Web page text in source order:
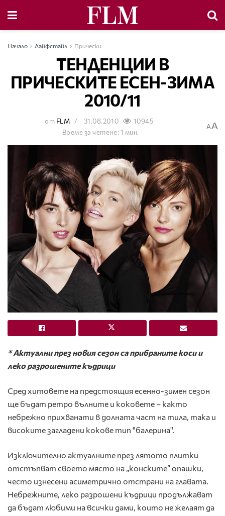
Начало Лайфстайл Прически
ТЕНДЕНЦИИ В
ПРИЧЕСКИТЕ ЕСЕН-ЗИМА
2010/11
от FLM 31.08.2010
10945
Време за четене: 1 мин.
AA
* Актуални през новия сезон са прибраните коси и
леко разрошените къдрици
Сред хитовете на предстоящия есенно-зимен сезон
ще бъдат ретро вълните и коковете – както
небрежно прихванати в долната част на тила, така и
високите загладени кокове тип "балерина".
Изключително актуалните през лятото плитки
отстъпват своето място на „конските” опашки,
често изнесени асиметрично отстрани на главата.
Небрежните, леко разрошени къдрици продължават
да бъдат любими на всички дами, които не желаят да